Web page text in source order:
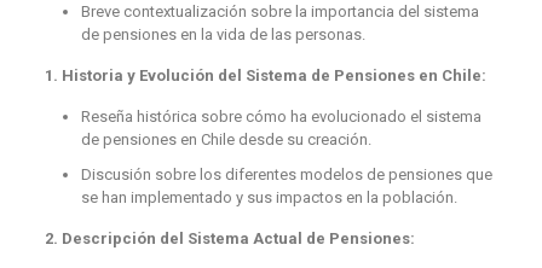
Breve contextualización sobre la importancia del sistema
de pensiones en la vida de las personas.
1. Historia y Evolución del Sistema de Pensiones en Chile:
Reseña histórica sobre cómo ha evolucionado el sistema
de pensiones en Chile desde su creación.
Discusión sobre los diferentes modelos de pensiones que
se han implementado y sus impactos en la población.
2. Descripción del Sistema Actual de Pensiones: